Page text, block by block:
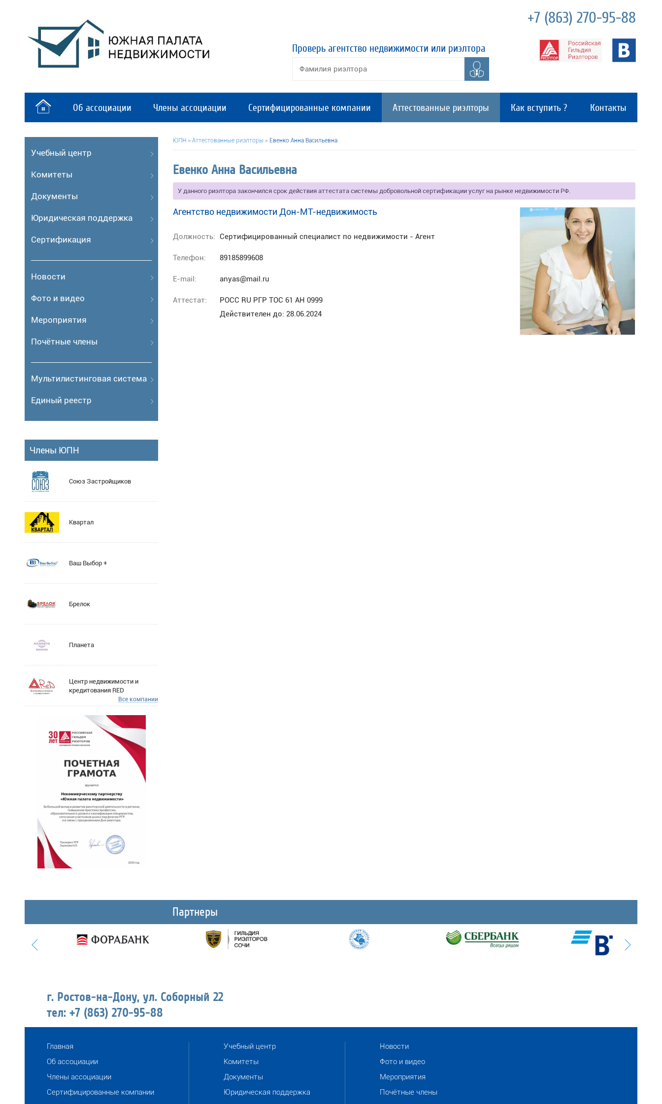
Проверь агентство недвижимости или риэлтора
+7 (863) 270-95-88
Об ассоциации Члены ассоциации Сертифицированные компании Аттестованные риэлторы Как вступить ? Контакты
Учебный центр
Комитеты
Документы
Юридическая поддержка
Сертификация
Новости
Фото и видео
Мероприятия
Почётные члены
Мультилистинговая система
Единый реестр
Члены ЮПН
Cоюз Застройщиков
Квартал
Ваш Выбор +
Брелок
Планета
Центр недвижимости и
кредитования RED
Все компании
ЮПН > Аттестованные риэлторы > Евенко Анна Васильевна
Евенко Анна Васильевна
У данного риэлтора закончился срок действия аттестата системы добровольной сертификации услуг на рынке недвижимости РФ.
Агентство недвижимости Дон-МТ-недвижимость
Должность: Сертифицированный специалист по недвижимости - Агент
Телефон: 89185899608
E-mail: anyas@mail.ru
Аттестат:
РОСС RU РГР ТОС 61 АН 0999
Действителен до: 28.06.2024
Партнеры
г. Ростов-на-Дону, ул. Соборный 22
тел: +7 (863) 270-95-88
Главная
Об ассоциации
Члены ассоциации
Сертифицированные компании
Учебный центр
Комитеты
Документы
Юридическая поддержка
Новости
Фото и видео
Мероприятия
Почётные члены